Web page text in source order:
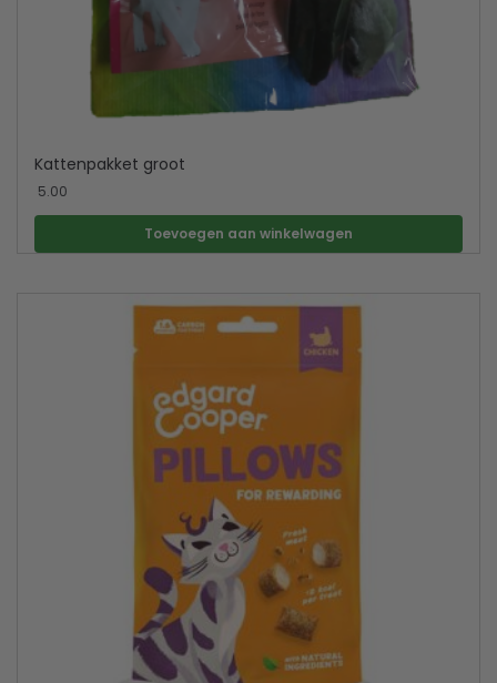
Kattenpakket groot
5.00
Toevoegen aan winkelwagen